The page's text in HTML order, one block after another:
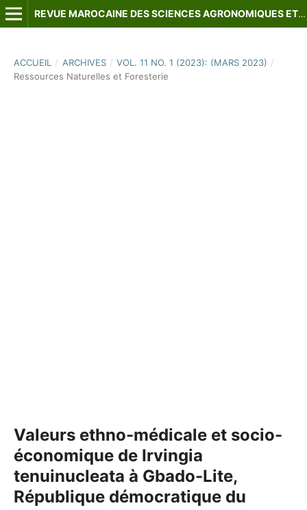
REVUE MAROCAINE DES SCIENCES AGRONOMIQUES ET VÉTÉRINAIRES
ACCUEIL / ARCHIVES / VOL. 11 NO. 1 (2023): (MARS 2023) /
Ressources Naturelles et Foresterie
Valeurs ethno-médicale et socio-
économique de Irvingia
tenuinucleata à Gbado-Lite,
République démocratique du